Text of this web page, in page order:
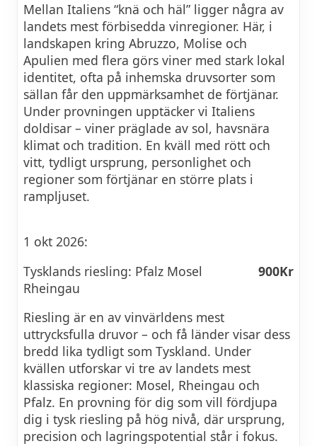
Mellan Italiens “knä och häl” ligger några av
landets mest förbisedda vinregioner. Här, i
landskapen kring Abruzzo, Molise och
Apulien med flera görs viner med stark lokal
identitet, ofta på inhemska druvsorter som
sällan får den uppmärksamhet de förtjänar.
Under provningen upptäcker vi Italiens
doldisar – viner präglade av sol, havsnära
klimat och tradition. En kväll med rött och
vitt, tydligt ursprung, personlighet och
regioner som förtjänar en större plats i
rampljuset.
1 okt 2026:
Tysklands riesling: Pfalz Mosel
Rheingau
900Kr
Riesling är en av vinvärldens mest
uttrycksfulla druvor – och få länder visar dess
bredd lika tydligt som Tyskland. Under
kvällen utforskar vi tre av landets mest
klassiska regioner: Mosel, Rheingau och
Pfalz. En provning för dig som vill fördjupa
dig i tysk riesling på hög nivå, där ursprung,
precision och lagringspotential står i fokus.